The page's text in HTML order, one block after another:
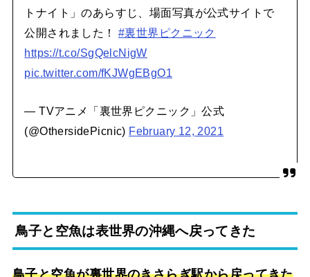
トナイト」のあらすじ、場面写真が公式サイトで
公開されました！#裏世界ピクニック
https://t.co/SgQelcNigW
pic.twitter.com/fKJWgEBgO1
— TVアニメ「裏世界ピクニック」公式
(@OthersidePicnic) February 12, 2021
鳥子と空魚は表世界の沖縄へ戻ってきた